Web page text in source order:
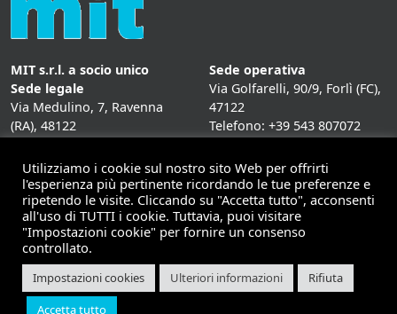
MIT s.r.l. a socio unico
Sede legale
Via Medulino, 7, Ravenna
(RA), 48122
Sede operativa
Via Golfarelli, 90/9, Forlì (FC),
47122
Telefono: +39 543 807072
Mail: info@mitweb.it
INFORMATIVE
Privacy Policy
Cookie Policy
Copyright 2026 | Mit - soluzioni per il mobile computing |
Utilizziamo i cookie sul nostro sito Web per offrirti
l'esperienza più pertinente ricordando le tue preferenze e
ripetendo le visite. Cliccando su "Accetta tutto", acconsenti
all'uso di TUTTI i cookie. Tuttavia, puoi visitare
"Impostazioni cookie" per fornire un consenso
controllato.
Impostazioni cookies Ulteriori informazioni
Rifiuta
Accetta tutto